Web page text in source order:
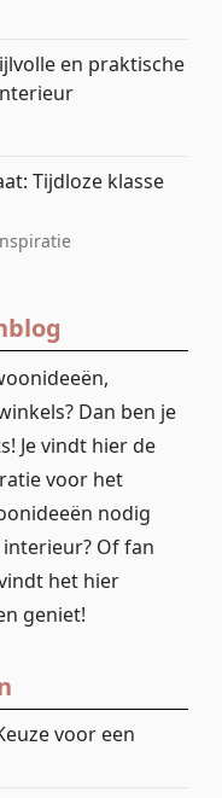
en praktische
Tijdloze klasse
Dan ben je
Je vindt hier de
voor het
nodig
Of fan
het hier
geniet!
voor een